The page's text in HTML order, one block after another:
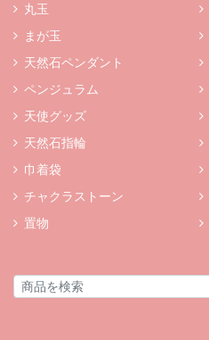
丸玉
まが玉
天然石ペンダント
ペンジュラム
天使グッズ
天然石指輪
巾着袋
チャクラストーン
置物